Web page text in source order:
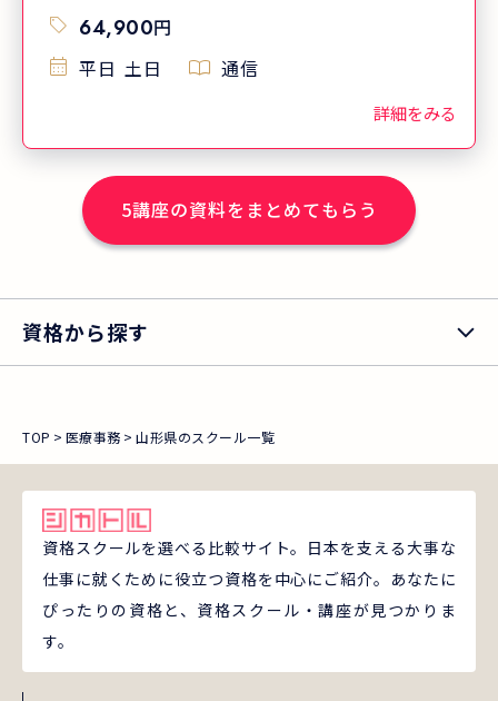
験」の対策がセットになった講座です。
教材を見ながら自宅で受験できる！
64,900円
平日 土日 通信
詳細をみる
5講座の資料をまとめてもらう
資格から探す
TOP 医療事務 山形県のスクール一覧
資格スクールを選べる比較サイト。日本を支える大事な
仕事に就くために役立つ資格を中心にご紹介。あなたに
ぴったりの資格と、資格スクール・講座が見つかりま
す。